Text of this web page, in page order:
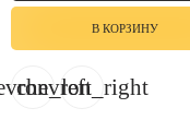
В КОРЗИНУ
chevron_right